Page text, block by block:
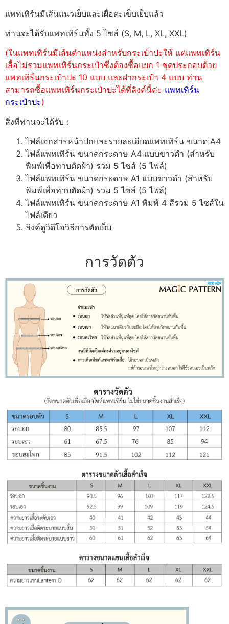
แพทเทิร์นมีเส้นแนวเย็บและเผื่อตะเข็บเย็บแล้ว
ท่านจะได้รับแพทเทิร์นทั้ง 5 ไซส์ (S, M, L, XL, XXL)
(ในแพทเทิร์นมีเส้นตำแหน่งสำหรับกระเป๋าปะให้ แต่แพทเทิร์น
เสื้อไม่รวมแพทเทิร์นกระเป๋าซึ่งต้องซื้อแยก 1 ชุดประกอบด้วย
แพทเทิร์นกระเป๋าปะ 10 แบบ และฝากระเป๋า 4 แบบ ท่าน
สามารถซื้อแพทเทิร์นกระเป๋าปะได้ที่ลิงค์นี้ค่ะ แพทเทิร์น
กระเป๋าปะ)
สิ่งที่ท่านจะได้รับ :
ไฟล์เอกสารหน้าปกและรายละเอียดแพทเทิร์น ขนาด A4
ไฟล์แพทเทิร์น ขนาดกระดาษ A4 แบบขาวดำ (สำหรับ
พิมพ์เพื่อทาบตัดผ้า) รวม 5 ไซส์ (5 ไฟล์)
ไฟล์แพทเทิร์น ขนาดกระดาษ A1 แบบขาวดำ (สำหรับ
พิมพ์เพื่อทาบตัดผ้า) รวม 5 ไซส์ (5 ไฟล์)
ไฟล์แพทเทิร์น ขนาดกระดาษ A1 พิมพ์ 4 สีรวม 5 ไซส์ใน
ไฟล์เดียว
ลิงค์ดูวิดีโอวิธีการตัดเย็บ
การวัดตัว